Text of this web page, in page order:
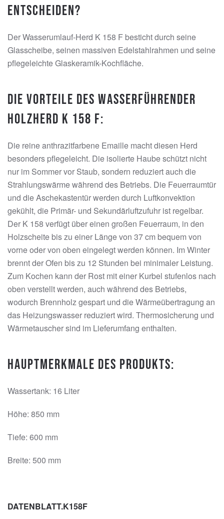
entscheiden?
Der Wasserumlauf-Herd K 158 F besticht durch seine
Glasscheibe, seinen massiven Edelstahlrahmen und seine
pflegeleichte Glaskeramik-Kochfläche.
Die Vorteile des Wasserführender
Holzherd K 158 F:
Die reine anthrazitfarbene Emaille macht diesen Herd
besonders pflegeleicht. Die isolierte Haube schützt nicht
nur im Sommer vor Staub, sondern reduziert auch die
Strahlungswärme während des Betriebs. Die Feuerraumtür
und die Aschekastentür werden durch Luftkonvektion
gekühlt, die Primär- und Sekundärluftzufuhr ist regelbar.
Der K 158 verfügt über einen großen Feuerraum, in den
Holzscheite bis zu einer Länge von 37 cm bequem von
vorne oder von oben eingelegt werden können. Im Winter
brennt der Ofen bis zu 12 Stunden bei minimaler Leistung.
Zum Kochen kann der Rost mit einer Kurbel stufenlos nach
oben verstellt werden, auch während des Betriebs,
wodurch Brennholz gespart und die Wärmeübertragung an
das Heizungswasser reduziert wird. Thermosicherung und
Wärmetauscher sind im Lieferumfang enthalten.
Hauptmerkmale des Produkts:
Wassertank: 16 Liter
Höhe: 850 mm
Tiefe: 600 mm
Breite: 500 mm
DATENBLATT.K158F